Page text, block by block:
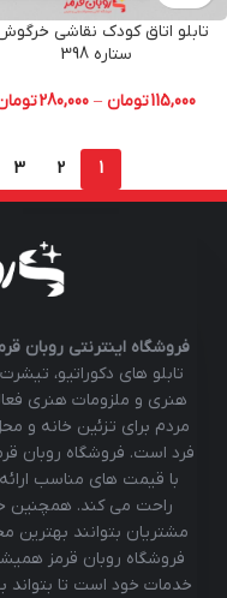
تابلو اتاق کودک نقاشی
ستاره 398
115,000تومان –
280,000
1
2
3
فروشگاه اینترنتی روبان
تابلو های دکوراتیو،
هنری و ملزومات هنری
مردم برای تزئین خانه و
فرد است. فروشگاه روبان
با قیمت های مناسب
راحت می کند. همچنین
مشتریان بتوانند بهترین
فروشگاه روبان قرمز
خدمات خود است تا بتواند